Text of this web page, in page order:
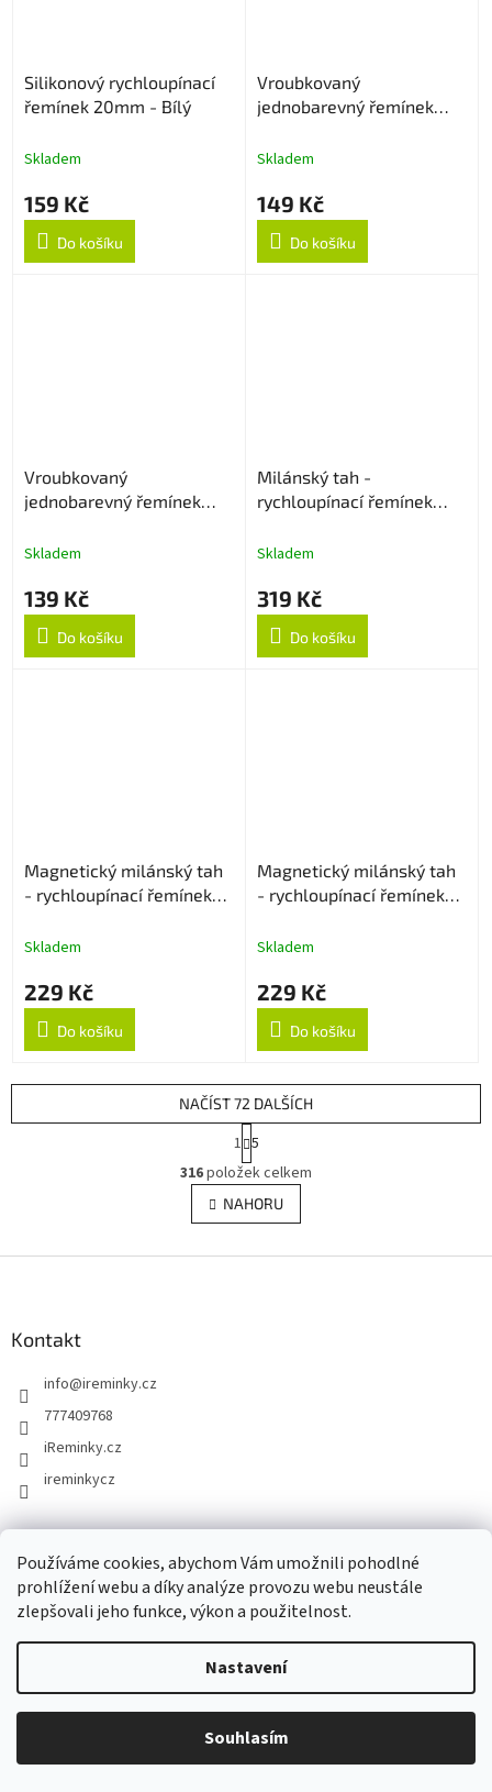
Používáme cookies, abychom Vám umožnili pohodlné
prohlížení webu a díky analýze provozu webu neustále
zlepšovali jeho funkce, výkon a použitelnost.
Nastavení
Souhlasím
Silikonový rychloupínací
řemínek 20mm - Bílý
Skladem
159 Kč
Do košíku
Vroubkovaný
jednobarevný řemínek
Skladem
149 Kč
Do košíku
Vroubkovaný
jednobarevný řemínek
Skladem
139 Kč
Do košíku
Milánský tah -
rychloupínací řemínek
Skladem
319 Kč
Do košíku
Magnetický milánský tah
- rychloupínací řemínek
Skladem
229 Kč
Do košíku
Magnetický milánský tah
- rychloupínací řemínek
Skladem
229 Kč
Do košíku
O
v
l
á
s
NAČÍST 72 DALŠÍCH
t
r
á
n
k
v
1 5
316položek celkem
NAHORU
Kontakt
info@ireminky.cz
777409768
iReminky.cz
ireminkycz
Doprava a platba
Obchodní podmínky
Podmínky ochrany osobních údajů
Kontakty